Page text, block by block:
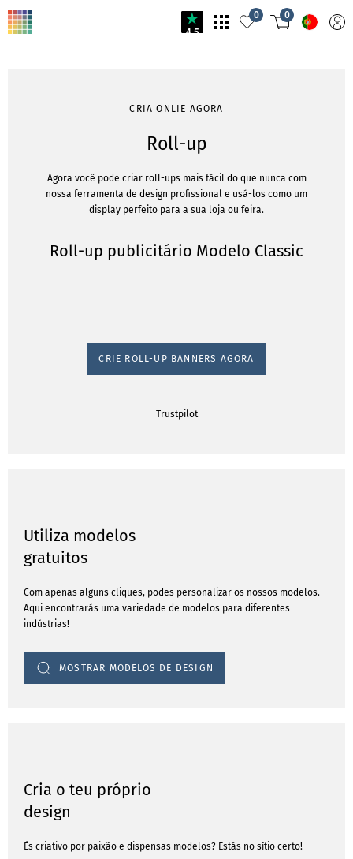
4.5
0 0
CRIA ONLIE AGORA
Roll-up
Agora você pode criar roll-ups mais fácil do que nunca com
nossa ferramenta de design profissional e usá-los como um
display perfeito para a sua loja ou feira.
Roll-up publicitário Modelo Classic
CRIE ROLL-UP BANNERS AGORA
Trustpilot
Utiliza modelos
gratuitos
Com apenas alguns cliques, podes personalizar os nossos modelos.
Aqui encontrarás uma variedade de modelos para diferentes
indústrias!
MOSTRAR MODELOS DE DESIGN
Cria o teu próprio
design
És criativo por paixão e dispensas modelos? Estás no sítio certo!